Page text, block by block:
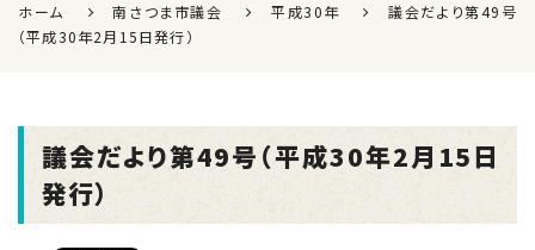
ホーム 南さつま市議会 平成30年
議会だより第49号
（平成30年2月15日発行）
議会だより第49号（平成30年2月15日
発行）